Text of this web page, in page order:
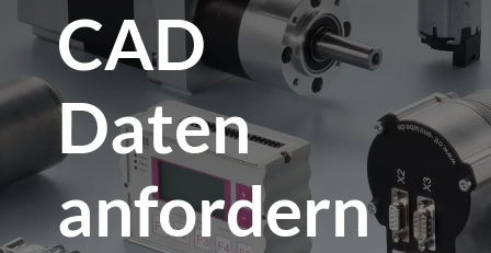
CAD
Daten
anfordern